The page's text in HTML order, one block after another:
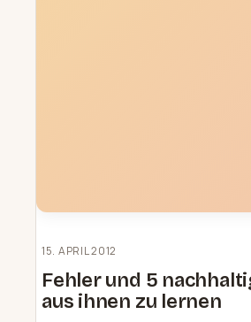
15. APRIL 2012
Fehler und 5
aus ihnen zu lernen